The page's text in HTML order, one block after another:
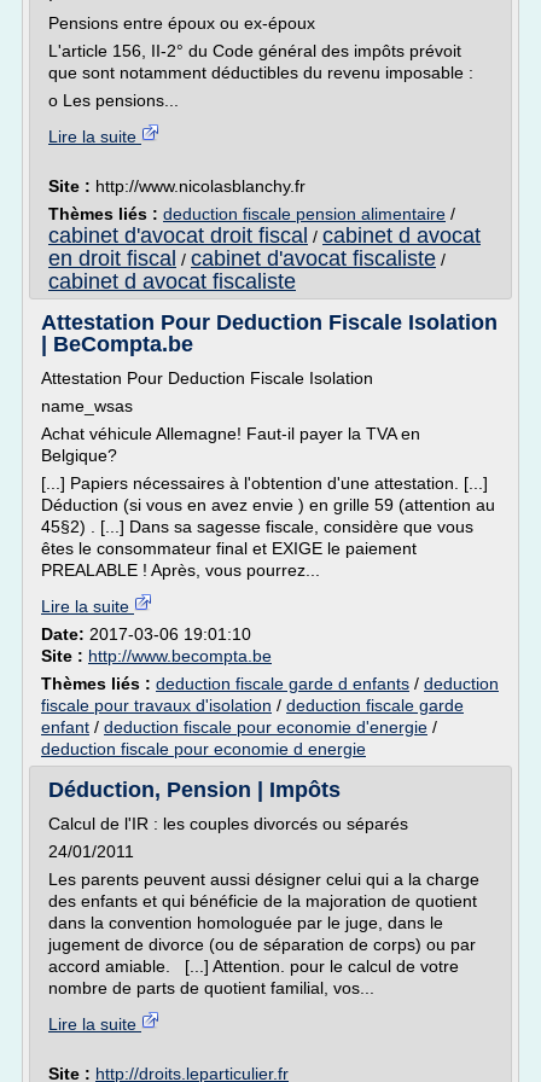
Pensions entre époux ou ex-époux
L'article 156, II-2° du Code général des impôts prévoit
que sont notamment déductibles du revenu imposable :
o Les pensions...
Lire la suite
Site : http://www.nicolasblanchy.fr
Thèmes liés : deduction fiscale pension alimentaire /
cabinet d'avocat droit fiscal / cabinet d avocat
en droit fiscal / cabinet d'avocat fiscaliste /
cabinet d avocat fiscaliste
Attestation Pour Deduction Fiscale Isolation
| BeCompta.be
Attestation Pour Deduction Fiscale Isolation
name_wsas
Achat véhicule Allemagne! Faut-il payer la TVA en
Belgique?
[...] Papiers nécessaires à l'obtention d'une attestation. [...]
Déduction (si vous en avez envie ) en grille 59 (attention au
45§2) . [...] Dans sa sagesse fiscale, considère que vous
êtes le consommateur final et EXIGE le paiement
PREALABLE ! Après, vous pourrez...
Lire la suite
Date: 2017-03-06 19:01:10
Site : http://www.becompta.be
Thèmes liés : deduction fiscale garde d enfants / deduction
fiscale pour travaux d'isolation / deduction fiscale garde
enfant / deduction fiscale pour economie d'energie /
deduction fiscale pour economie d energie
Déduction, Pension | Impôts
Calcul de l'IR : les couples divorcés ou séparés
24/01/2011
Les parents peuvent aussi désigner celui qui a la charge
des enfants et qui bénéficie de la majoration de quotient
dans la convention homologuée par le juge, dans le
jugement de divorce (ou de séparation de corps) ou par
accord amiable. [...] Attention. pour le calcul de votre
nombre de parts de quotient familial, vos...
Lire la suite
Site : http://droits.leparticulier.fr